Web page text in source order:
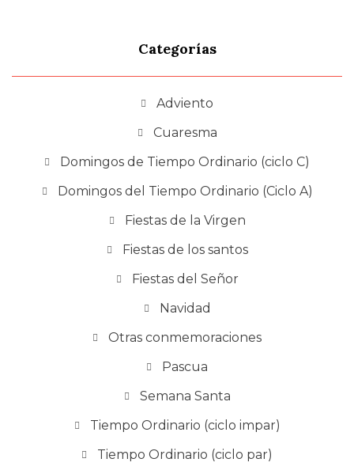
Categorías
Adviento
Cuaresma
Domingos de Tiempo Ordinario (ciclo C)
Domingos del Tiempo Ordinario (Ciclo A)
Fiestas de la Virgen
Fiestas de los santos
Fiestas del Señor
Navidad
Otras conmemoraciones
Pascua
Semana Santa
Tiempo Ordinario (ciclo impar)
Tiempo Ordinario (ciclo par)